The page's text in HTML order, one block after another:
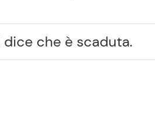
che è scaduta.